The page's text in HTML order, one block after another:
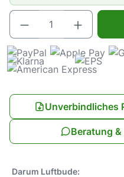
Produkt
Unverbindliches
Beratung
Darum Luftbude: